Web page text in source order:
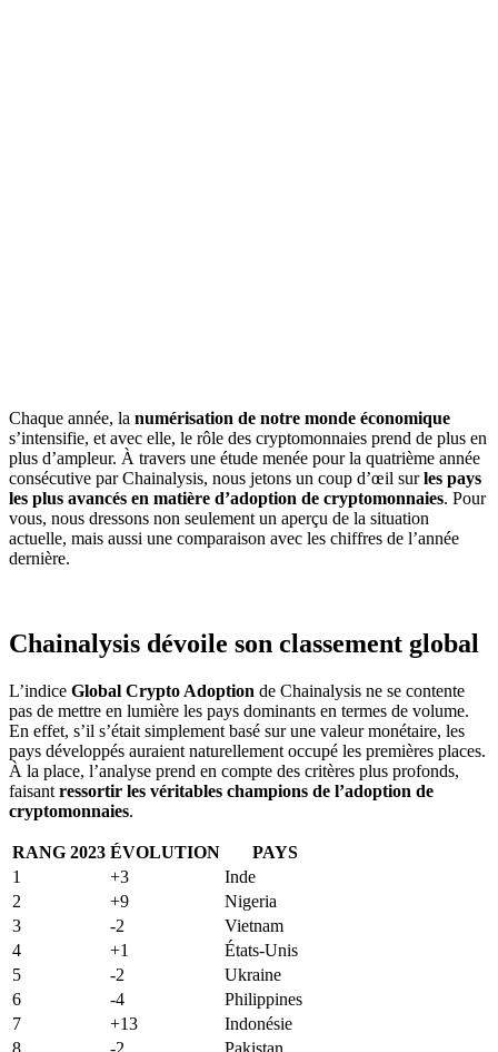
Chaque année, la numérisation de notre monde économique
s’intensifie, et avec elle, le rôle des cryptomonnaies prend de plus en
plus d’ampleur. À travers une étude menée pour la quatrième année
consécutive par Chainalysis, nous jetons un coup d’œil surles pays
les plus avancés en matière d’adoption de cryptomonnaies. Pour
vous, nous dressons non seulement un aperçu de la situation
actuelle, mais aussi une comparaison avec les chiffres de l’année
dernière.
Chainalysis dévoile son classement global
L’indice Global Crypto Adoption de Chainalysis ne se contente
pas de mettre en lumière les pays dominants en termes de volume.
En effet, s’il s’était simplement basé sur une valeur monétaire, les
pays développés auraient naturellement occupé les premières places.
À la place, l’analyse prend en compte des critères plus profonds,
faisant ressortir les véritables champions de l’adoption de
cryptomonnaies.
RANG 2023 ÉVOLUTION
PAYS
1
+3
Inde
2
+9
Nigeria
3
-2
Vietnam
4
+1
États-Unis
5
-2
Ukraine
6
-4
Philippines
7
+13
Indonésie
8
-2
Pakistan